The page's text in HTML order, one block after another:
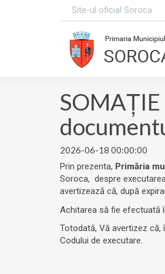
Site-ul oficial Soroca
2026-06-18 00:00:00
Prin prezenta, Primăria
Soroca, despre
avertizează că, după
Achitarea să fie efectuată
Totodată, Vă avertizez
Codului de executare.